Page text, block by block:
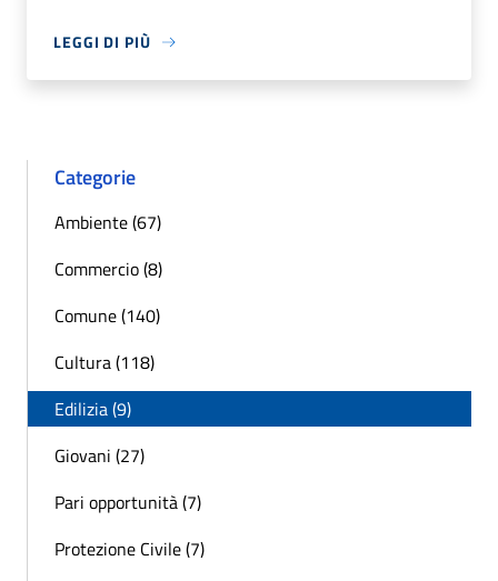
LEGGI DI PIÙ
Categorie
Ambiente (67)
Commercio (8)
Comune (140)
Cultura (118)
Edilizia (9)
Giovani (27)
Pari opportunità (7)
Protezione Civile (7)